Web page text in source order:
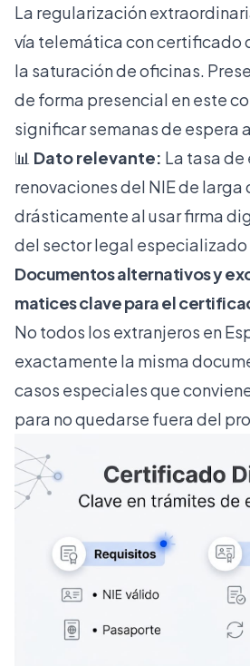
La regularización
vía telemática con certificado
la saturación de oficinas.
de forma presencial en este
significar semanas de espera
📊 Dato relevante: La tasa de
renovacionesdel NIE de larga
drásticamente al usar firma
del sector legal especializado
Documentos alternativos y
matices clave para el
No todos los extranjeros en
exactamente la misma
casos especiales que
para no quedarse fuera del